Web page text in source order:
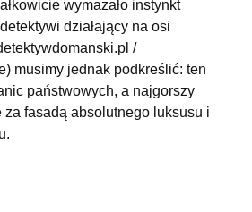
wymazało instynkt
działający na osi
/
musimy jednak podkreślić: ten
państwowych, a najgorszy
za fasadą absolutnego luksusu i